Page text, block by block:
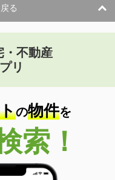
る
・不動産
リ
の物件を
索！